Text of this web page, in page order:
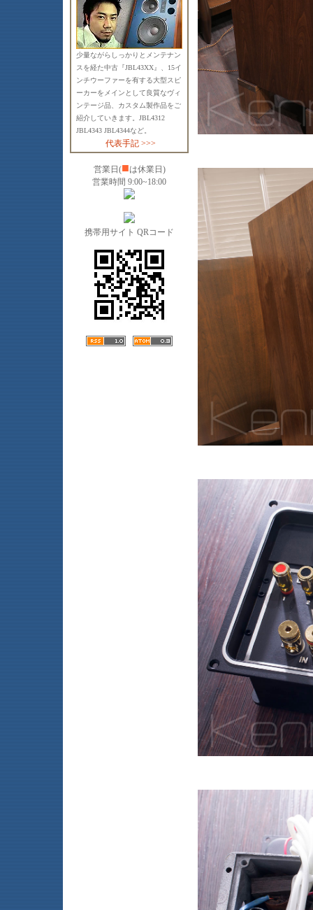
少量ながらしっかりとメンテナン
スを経た中古『JBL43XX』、15イ
ンチウーファーを有する大型スピ
ーカーをメインとして良質なヴィ
ンテージ品、カスタム製作品をご
紹介していきます。JBL4312
JBL4343 JBL4344など。
代表手記 >>>
営業日(■は休業日)
営業時間 9:00~18:00
携帯用サイト QRコード